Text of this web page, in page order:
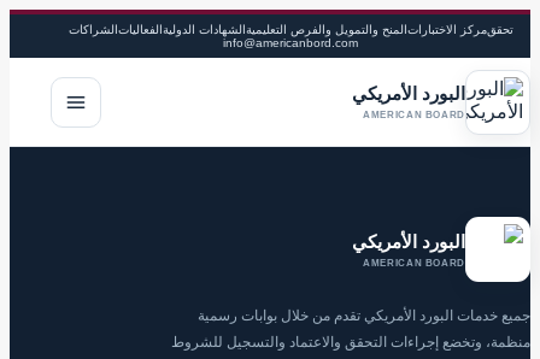
تحققمركز الاختباراتالمنح والتمويل والفرص التعليميةالشهادات الدوليةالفعالياتالشراكات
info@americanbord.com
البورد الأمريكي
AMERICAN BOARD
البورد الأمريكي
AMERICAN BOARD
جميع خدمات البورد الأمريكي تقدم من خلال بوابات رسمية
منظمة، وتخضع إجراءات التحقق والاعتماد والتسجيل للشروط